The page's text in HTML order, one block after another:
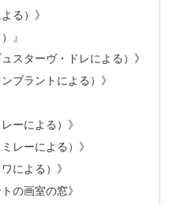
る）》
』
スターヴ・ドレによる）》
ブラントによる）》
ーによる）》
レーによる）》
による）》
の画室の窓》